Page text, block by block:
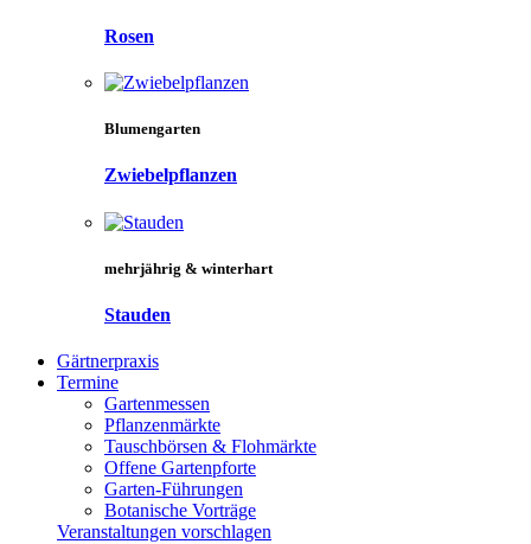
Rosen
Blumengarten
Zwiebelpflanzen
mehrjährig & winterhart
Stauden
Gärtnerpraxis
Termine
Gartenmessen
Pflanzenmärkte
Tauschbörsen & Flohmärkte
Offene Gartenpforte
Garten-Führungen
Botanische Vorträge
Veranstaltungen vorschlagen